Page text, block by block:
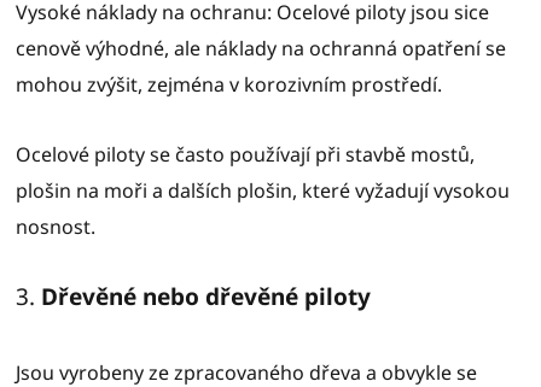
Vysoké náklady na ochranu: Ocelové piloty jsou sice
cenově výhodné, ale náklady na ochranná opatření se
mohou zvýšit, zejména v korozivním prostředí.
Ocelové piloty se často používají při stavbě mostů,
plošin na moři a dalších plošin, které vyžadují vysokou
nosnost.
3. Dřevěné nebo dřevěné piloty
Jsou vyrobeny ze zpracovaného dřeva a obvykle se